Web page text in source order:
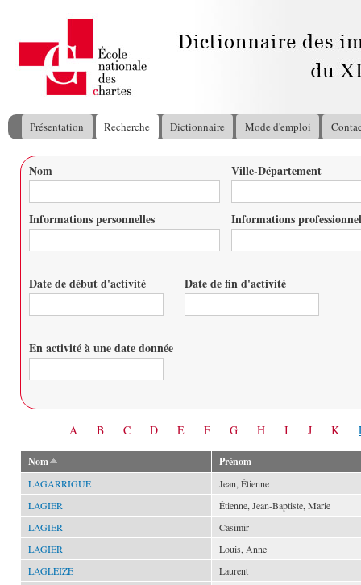
Menu principal
Présentation Recherche Dictionnaire Mode d'emploi
Vous êtes ici
Nom Ville-Département
Informations personnelles Informations
Date de début d'activité Date de fin d'activité
En activité à une date donnée
A B C D E F G H I J K
Nom Prénom
LAGARRIGUE
Jean, Étienne
LAGIER
Étienne, Jean-Baptiste, Marie
LAGIER
Casimir
LAGIER
Louis, Anne
LAGLEIZE
Laurent